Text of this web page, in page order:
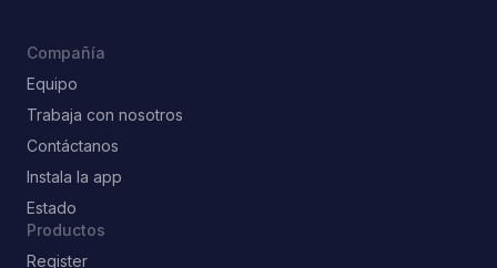
Compañía
Equipo
Trabaja con nosotros
Contáctanos
Instala la app
Estado
Productos
Register